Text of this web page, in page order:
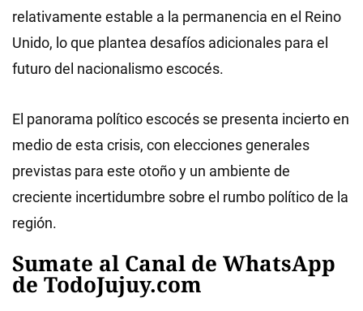
relativamente estable a la permanencia en el Reino
Unido, lo que plantea desafíos adicionales para el
futuro del nacionalismo escocés.
El panorama político escocés se presenta incierto en
medio de esta crisis, con elecciones generales
previstas para este otoño y un ambiente de
creciente incertidumbre sobre el rumbo político de la
región.
Sumate al Canal de WhatsApp
de TodoJujuy.com